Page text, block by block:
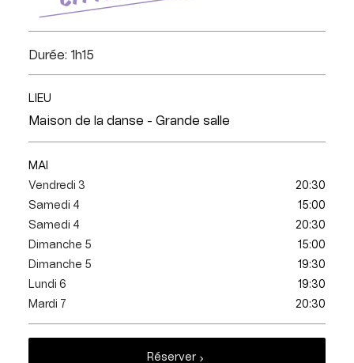
Durée: 1h15
LIEU
Maison de la danse - Grande salle
MAI
Vendredi 3
20:30
Samedi 4
15:00
Samedi 4
20:30
Dimanche 5
15:00
Dimanche 5
19:30
Lundi 6
19:30
Mardi 7
20:30
Réserver